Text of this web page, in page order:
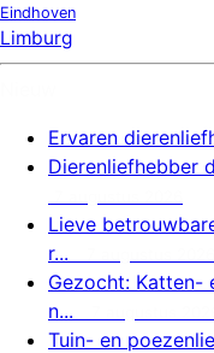
Eindhoven
Limburg
Ervaren
Dierenliefhebber
Lieve
r...
Gezocht: Katten-
n...
Tuin- en